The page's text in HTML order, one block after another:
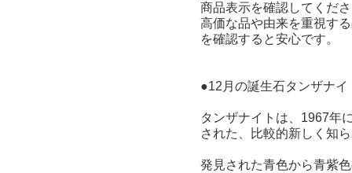
商品表示を確認してくだ
高価な品や由来を重視す
を確認すると安心です。
●12月の誕生石タンザナイ
タンザナイトは、1967年
された、比較的新しく知
発見された青色から青紫